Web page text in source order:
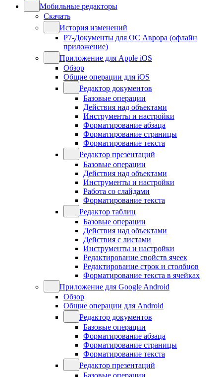
Мобильные редакторы
Скачать
История изменений
Р7-Документы для ОС Аврора (офлайн
приложение)
Приложение для Apple iOS
Обзор
Общие операции для iOS
Редактор документов
Базовые операции
Действия над объектами
Инструменты и настройки
Форматирование абзаца
Форматирование страницы
Форматирование текста
Редактор презентаций
Базовые операции
Действия над объектами
Инструменты и настройки
Работа со слайдами
Форматирование текста
Редактор таблиц
Базовые операции
Действия над объектами
Действия с листами
Инструменты и настройки
Редактирование свойств ячеек
Редактирование строк и столбцов
Форматирование текста в ячейках
Приложение для Google Android
Обзор
Общие операции для Android
Редактор документов
Базовые операции
Форматирование абзаца
Форматирование страницы
Форматирование текста
Редактор презентаций
Базовые операции